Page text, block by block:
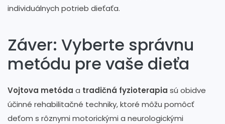
individuálnych potrieb dieťaťa.
Záver: Vyberte správnu
metódu pre vaše dieťa
Vojtova metóda a tradičná fyzioterapia sú obidve
účinné rehabilitačné techniky, ktoré môžu pomôcť
deťom s rôznymi motorickými a neurologickými